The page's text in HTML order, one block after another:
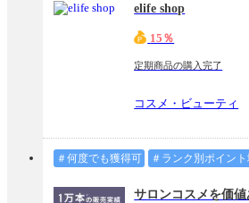
elife shop
15％
定期商品の購入完了
コスメ・ビューティ
＃何度でも獲得可 ＃ランク別ポイン